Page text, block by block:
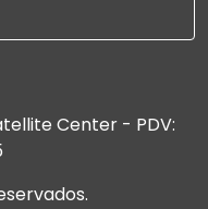
Center - PDV: